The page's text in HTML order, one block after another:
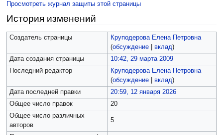
Просмотреть журнал защиты этой страницы
История изменений
Создатель страницы
Круподерова Елена Петровна
(обсуждение| вклад)
Дата создания страницы
10:42, 29 марта 2009
Последний редактор
Круподерова Елена Петровна
(обсуждение| вклад)
Дата последней правки
20:59, 12 января 2026
Общее число правок
20
Общее число различных
авторов
5